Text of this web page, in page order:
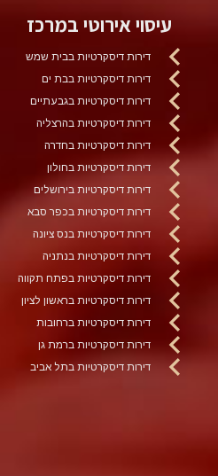
עיסוי אירוטי במרכז
דירות דיסקרטיות בבית שמש
דירות דיסקרטיות בבת ים
דירות דיסקרטיות בגבעתיים
דירות דיסקרטיות בהרצליה
דירות דיסקרטיות בחדרה
דירות דיסקרטיות בחולון
דירות דיסקרטיות בירושלים
דירות דיסקרטיות בכפר סבא
דירות דיסקרטיות בנס ציונה
דירות דיסקרטיות בנתניה
דירות דיסקרטיות בפתח תקווה
דירות דיסקרטיות בראשון לציון
דירות דיסקרטיות ברחובות
דירות דיסקרטיות ברמת גן
דירות דיסקרטיות בתל אביב